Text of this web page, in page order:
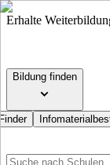
Erhalte
Bildung finden